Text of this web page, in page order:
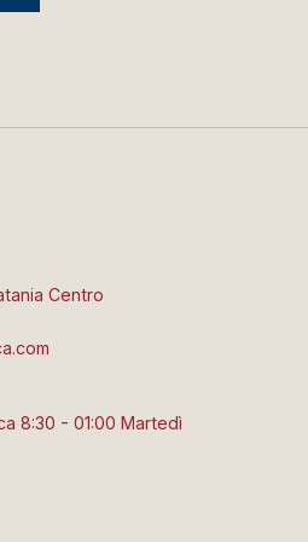
Centro
8:30 - 01:00 Martedì